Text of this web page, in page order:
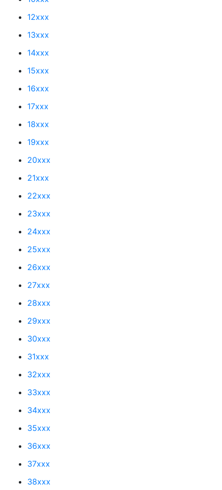
12xxx
13xxx
14xxx
15xxx
16xxx
17xxx
18xxx
19xxx
20xxx
21xxx
22xxx
23xxx
24xxx
25xxx
26xxx
27xxx
28xxx
29xxx
30xxx
31xxx
32xxx
33xxx
34xxx
35xxx
36xxx
37xxx
38xxx